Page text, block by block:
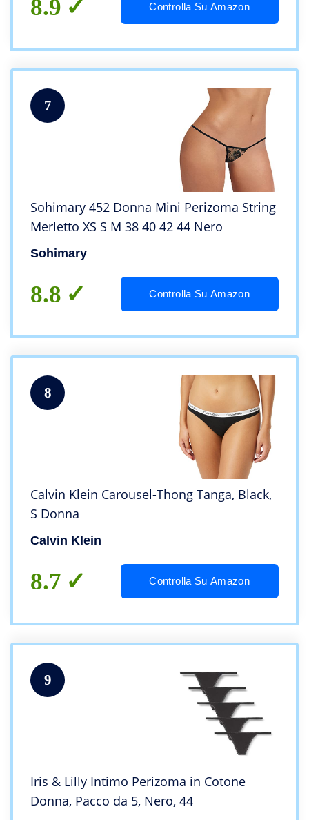
8.9 Controlla Su Amazon
7
Sohimary 452 Donna Mini Perizoma String
Merletto XS S M 38 40 42 44 Nero
Sohimary
8.8 Controlla Su Amazon
8
Calvin Klein Carousel-Thong Tanga, Black,
S Donna
Calvin Klein
8.7 Controlla Su Amazon
9
Iris & Lilly Intimo Perizoma in Cotone
Donna, Pacco da 5, Nero, 44